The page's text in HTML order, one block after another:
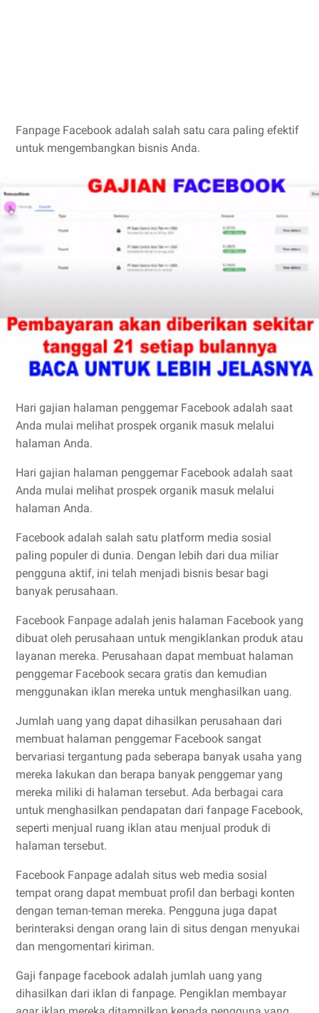
Fanpage Facebook adalah salah satu cara paling efektif
untuk mengembangkan bisnis Anda.
Hari gajian halaman penggemar Facebook adalah saat
Anda mulai melihat prospek organik masuk melalui
halaman Anda.
Hari gajian halaman penggemar Facebook adalah saat
Anda mulai melihat prospek organik masuk melalui
halaman Anda.
Facebook adalah salah satu platform media sosial
paling populer di dunia. Dengan lebih dari dua miliar
pengguna aktif, ini telah menjadi bisnis besar bagi
banyak perusahaan.
Facebook Fanpage adalah jenis halaman Facebook yang
dibuat oleh perusahaan untuk mengiklankan produk atau
layanan mereka. Perusahaan dapat membuat halaman
penggemar Facebook secara gratis dan kemudian
menggunakan iklan mereka untuk menghasilkan uang.
Jumlah uang yang dapat dihasilkan perusahaan dari
membuat halaman penggemar Facebook sangat
bervariasi tergantung pada seberapa banyak usaha yang
mereka lakukan dan berapa banyak penggemar yang
mereka miliki di halaman tersebut. Ada berbagai cara
untuk menghasilkan pendapatan dari fanpage Facebook,
seperti menjual ruang iklan atau menjual produk di
halaman tersebut.
Facebook Fanpage adalah situs web media sosial
tempat orang dapat membuat profil dan berbagi konten
dengan teman-teman mereka. Pengguna juga dapat
berinteraksi dengan orang lain di situs dengan menyukai
dan mengomentari kiriman.
Gaji fanpage facebook adalah jumlah uang yang
dihasilkan dari iklan di fanpage. Pengiklan membayar